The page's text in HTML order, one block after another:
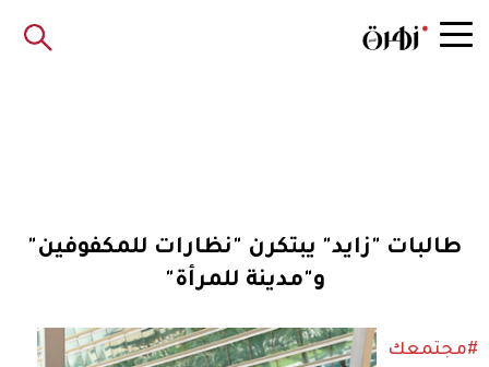
طالبات "زايد" يبتكرن "نظارات للمكفوفين"
و"مدينة للمرأة"
#مجتمعك